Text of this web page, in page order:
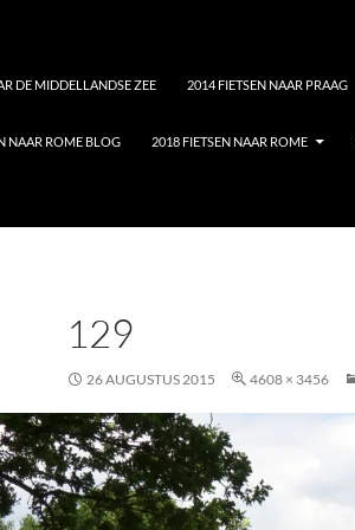
DE MIDDELLANDSE ZEE 2014 FIETSEN NAAR PRAAG
NAAR ROME BLOG 2018 FIETSEN NAAR ROME
129
26 AUGUSTUS 2015 4608 × 3456